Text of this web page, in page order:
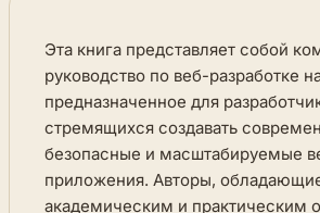
Эта книга представляет собой
руководство по веб-разработке
предназначенное для
стремящихся создавать
безопасные и масштабируемые
приложения. Авторы,
академическим и практическим